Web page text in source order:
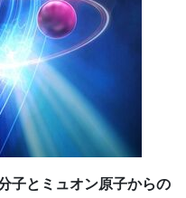
子とミュオン原子からの